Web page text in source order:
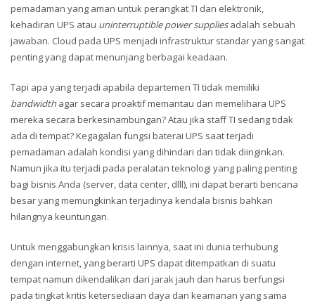
pemadaman yang aman untuk perangkat TI dan elektronik,
kehadiran UPS atau uninterruptible power suppliesadalah sebuah
jawaban. Cloud pada UPS menjadi infrastruktur standar yang sangat
penting yang dapat menunjang berbagai keadaan.
Tapi apa yang terjadi apabila departemen TI tidak memiliki
bandwidthagar secara proaktif memantau dan memelihara UPS
mereka secara berkesinambungan? Atau jika staff TI sedang tidak
ada di tempat? Kegagalan fungsi baterai UPS saat terjadi
pemadaman adalah kondisi yang dihindari dan tidak diinginkan.
Namun jika itu terjadi pada peralatan teknologi yang paling penting
bagi bisnis Anda (server, data center, dlll), ini dapat berarti bencana
besar yang memungkinkan terjadinya kendala bisnis bahkan
hilangnya keuntungan.
Untuk menggabungkan krisis lainnya, saat ini dunia terhubung
dengan internet, yang berarti UPS dapat ditempatkan di suatu
tempat namun dikendalikan dari jarak jauh dan harus berfungsi
pada tingkat kritis ketersediaan daya dan keamanan yang sama